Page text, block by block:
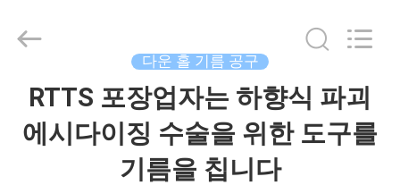
2026
Co.,Ltd,.
Reserved.
다운 홀 기름 공구
RTTS 포장업자는 하향식 파괴
에시다이징 수술을 위한 도구를
기름을 칩니다